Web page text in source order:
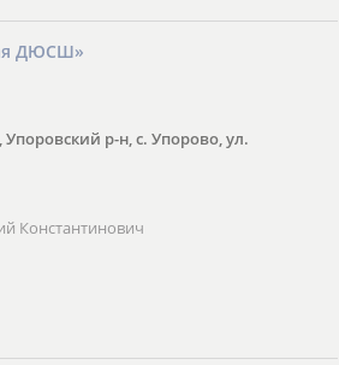
ДЮСШ»
р-н, с. Упорово, ул.
Константинович